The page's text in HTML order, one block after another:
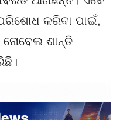
କରିବା ପାଇଁ,
ଶାନ୍ତି